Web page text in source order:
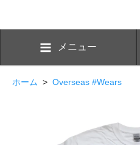
メニュー
ホーム > Overseas #Wears